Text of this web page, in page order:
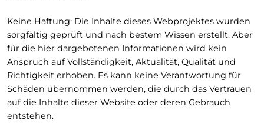
Keine Haftung: Die Inhalte dieses Webprojektes wurden
sorgfältig geprüft und nach bestem Wissen erstellt. Aber
für die hier dargebotenen Informationen wird kein
Anspruch auf Vollständigkeit, Aktualität, Qualität und
Richtigkeit erhoben. Es kann keine Verantwortung für
Schäden übernommen werden, die durch das Vertrauen
auf die Inhalte dieser Website oder deren Gebrauch
entstehen.